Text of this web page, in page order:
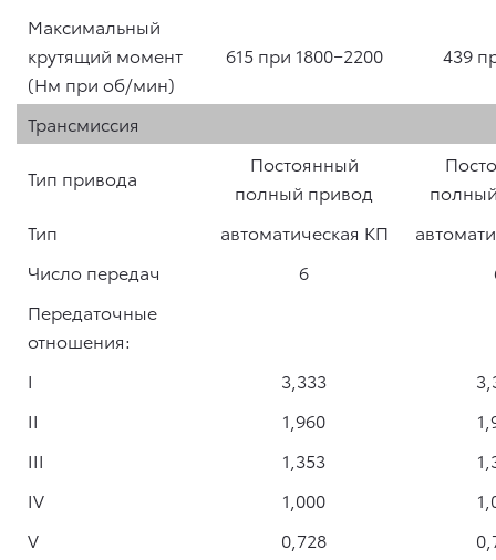
Максимальный
крутящий момент
(Нм при об/мин)
615 при 1800−2200 439
Трансмиссия
Тип привода
Постоянный
полный привод
Тип
автоматическая КП
Число передач
6
Передаточные
отношения:
I
3,333
II
1,960
III
1,353
IV
1,000
V
0,728